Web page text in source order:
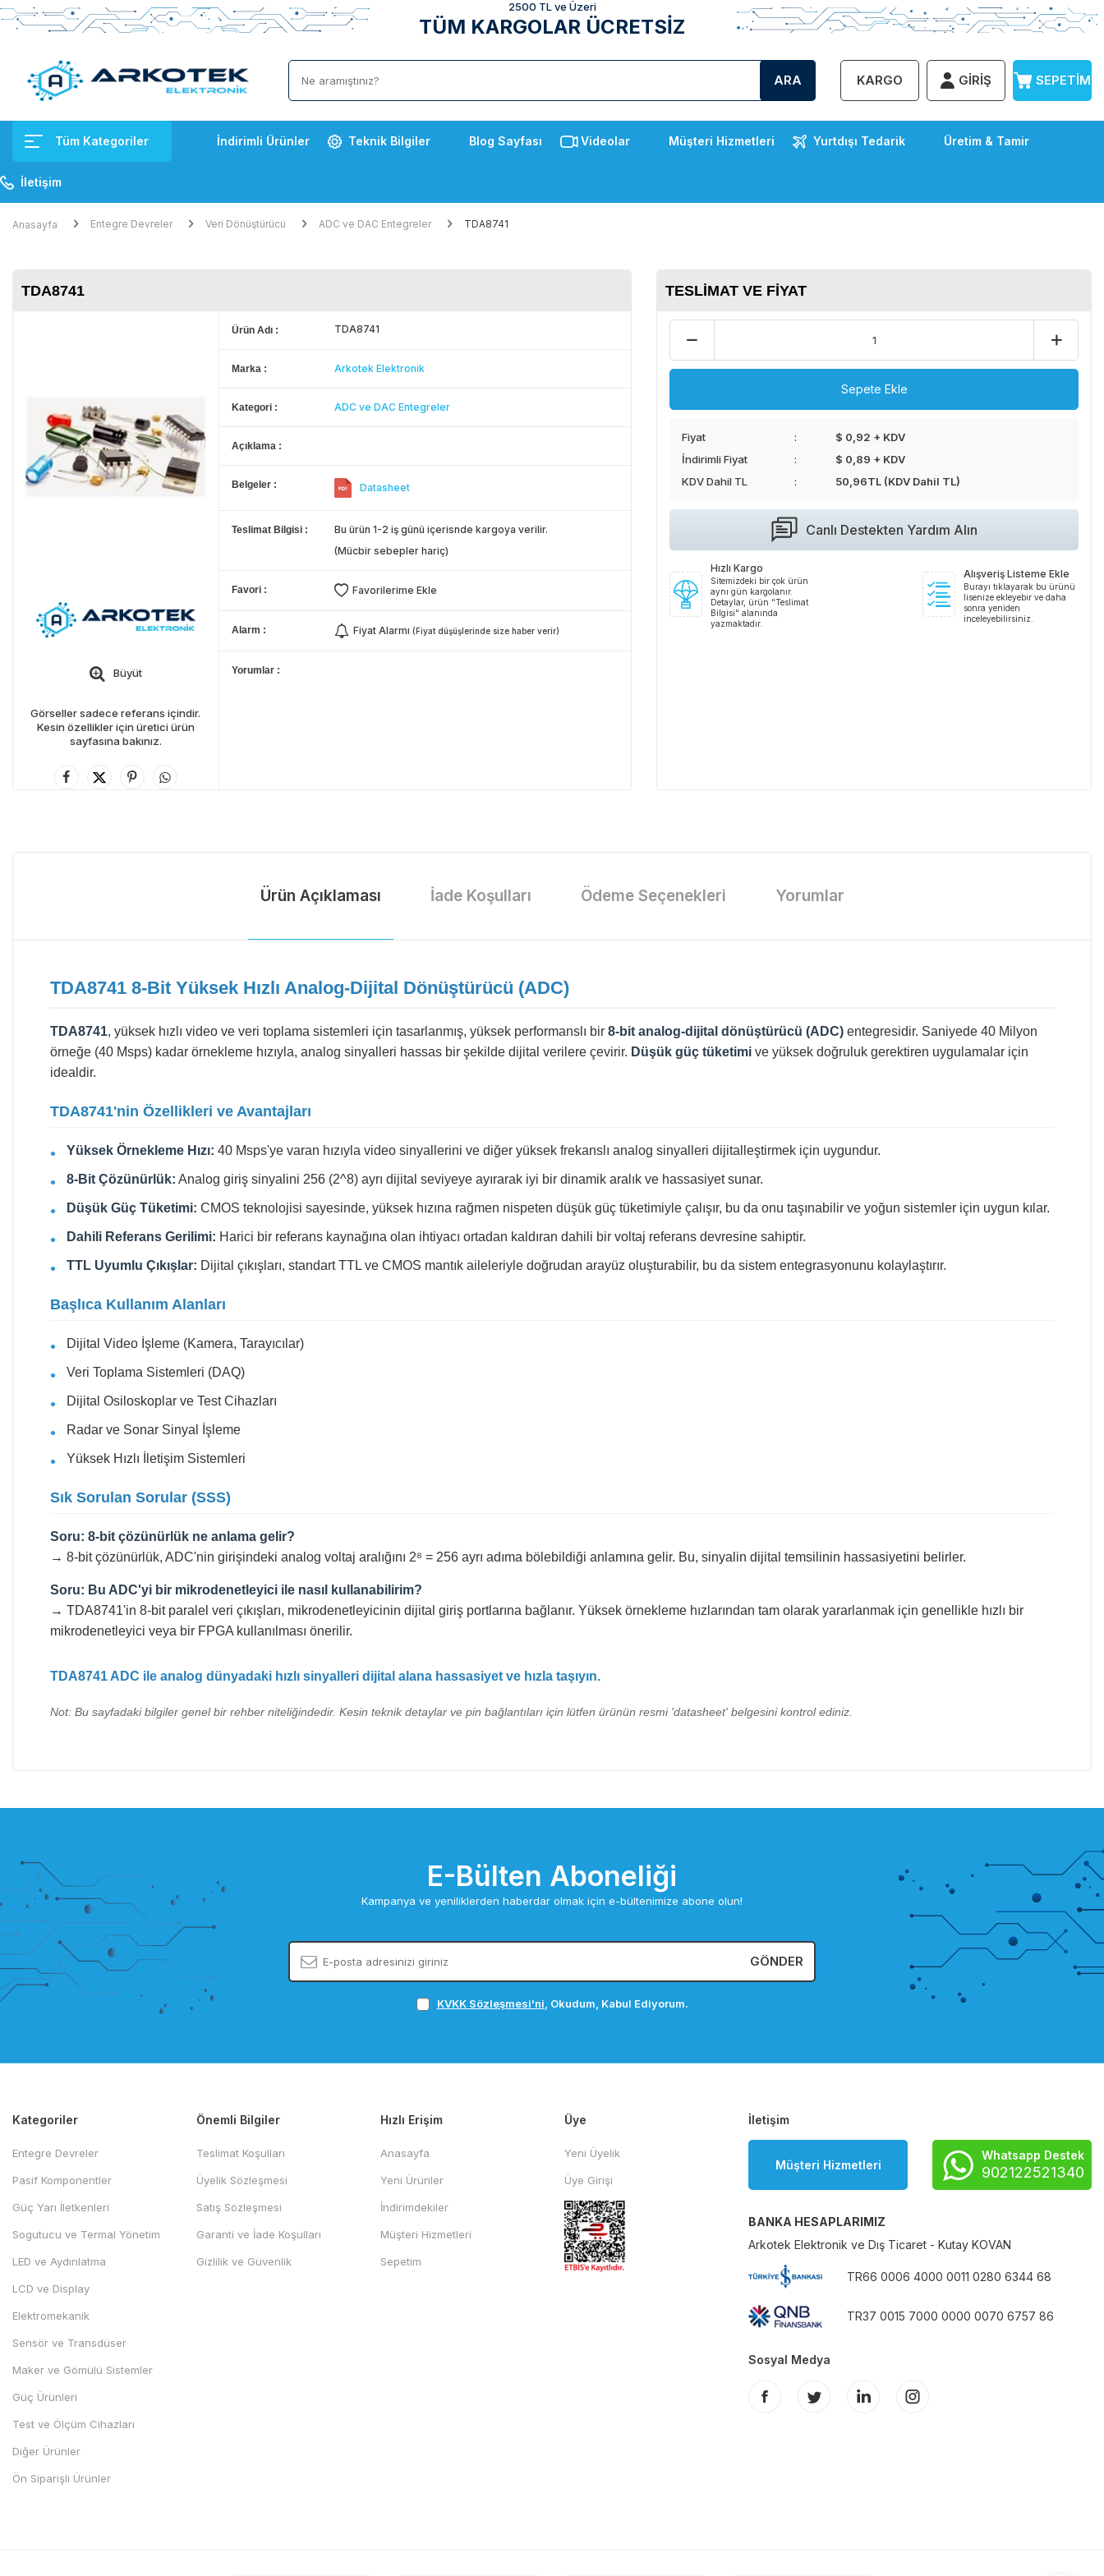
2500 TL ve Üzeri
TÜM KARGOLAR ÜCRETSİZ
ARA KARGO GIRIŞ SEPETIM
Tüm Kategoriler İndirimli Ürünler Teknik Bilgiler Blog Sayfası Videolar Müşteri Hizmetleri Yurtdışı Tedarik Üretim & Tamir
İletişim
Anasayfa Entegre Devreler Veri Dönüştürücü ADC ve DAC Entegreler TDA8741
TDA8741
Büyüt
Görseller sadece referans içindir.
Kesin özellikler için üretici ürün
sayfasına bakınız.
Ürün Adı TDA8741
Marka Arkotek Elektronik
Kategori ADC ve DAC Entegreler
Açıklama
Belgeler Datasheet
Teslimat Bilgisi
Bu ürün 1-2 iş günü içerisnde kargoya verilir.
(Mücbir sebepler hariç)
Favori Favorilerime Ekle
Alarm Fiyat Alarmı (Fiyat düşüşlerinde size haber verir)
Yorumlar
TESLIMAT VE FIYAT
Sepete Ekle
Fiyat
$ 0,92 + KDV
İndirimli Fiyat
$ 0,89 + KDV
KDV Dahil TL
50,96TL (KDV Dahil TL)
Canlı Destekten Yardım Alın
Hızlı Kargo
Sitemizdeki bir çok ürün
aynı gün kargolanır.
Detaylar, ürün "Teslimat
Bilgisi" alanında
yazmaktadır.
Alışveriş Listeme Ekle
Burayı tıklayarak bu ürünü
lisenize ekleyebir ve daha
sonra yeniden
inceleyebilirsiniz.
Ürün Açıklaması İade Koşulları Ödeme Seçenekleri Yorumlar
TDA8741 8-Bit Yüksek Hızlı Analog-Dijital Dönüştürücü (ADC)
TDA8741, yüksek hızlı video ve veri toplama sistemleri için tasarlanmış, yüksek performanslı bir 8-bit analog-dijital dönüştürücü (ADC) entegresidir. Saniyede 40 Milyon
örneğe (40 Msps) kadar örnekleme hızıyla, analog sinyalleri hassas bir şekilde dijital verilere çevirir. Düşük güç tüketimi ve yüksek doğruluk gerektiren uygulamalar için
idealdir.
TDA8741'nin Özellikleri ve Avantajları
Yüksek Örnekleme Hızı: 40 Msps'ye varan hızıyla video sinyallerini ve diğer yüksek frekanslı analog sinyalleri dijitalleştirmek için uygundur.
8-Bit Çözünürlük: Analog giriş sinyalini 256 (2^8) ayrı dijital seviyeye ayırarak iyi bir dinamik aralık ve hassasiyet sunar.
Düşük Güç Tüketimi: CMOS teknolojisi sayesinde, yüksek hızına rağmen nispeten düşük güç tüketimiyle çalışır, bu da onu taşınabilir ve yoğun sistemler için uygun kılar.
Dahili Referans Gerilimi: Harici bir referans kaynağına olan ihtiyacı ortadan kaldıran dahili bir voltaj referans devresine sahiptir.
TTL Uyumlu Çıkışlar: Dijital çıkışları, standart TTL ve CMOS mantık aileleriyle doğrudan arayüz oluşturabilir, bu da sistem entegrasyonunu kolaylaştırır.
Başlıca Kullanım Alanları
Dijital Video İşleme (Kamera, Tarayıcılar)
Veri Toplama Sistemleri (DAQ)
Dijital Osiloskoplar ve Test Cihazları
Radar ve Sonar Sinyal İşleme
Yüksek Hızlı İletişim Sistemleri
Sık Sorulan Sorular (SSS)
Soru: 8-bit çözünürlük ne anlama gelir?
→ 8-bit çözünürlük, ADC'nin girişindeki analog voltaj aralığını 2⁸ = 256 ayrı adıma bölebildiği anlamına gelir. Bu, sinyalin dijital temsilinin hassasiyetini belirler.
Soru: Bu ADC'yi bir mikrodenetleyici ile nasıl kullanabilirim?
→ TDA8741'in 8-bit paralel veri çıkışları, mikrodenetleyicinin dijital giriş portlarına bağlanır. Yüksek örnekleme hızlarından tam olarak yararlanmak için genellikle hızlı bir
mikrodenetleyici veya bir FPGA kullanılması önerilir.
TDA8741 ADC ile analog dünyadaki hızlı sinyalleri dijital alana hassasiyet ve hızla taşıyın.
Not: Bu sayfadaki bilgiler genel bir rehber niteliğindedir. Kesin teknik detaylar ve pin bağlantıları için lütfen ürünün resmi 'datasheet' belgesini kontrol ediniz.
E-Bülten Aboneliği
Kampanya ve yeniliklerden haberdar olmak için e-bültenimize abone olun!
GÖNDER
KVKK Sözleşmesi'ni , Okudum, Kabul Ediyorum.
Kategoriler
Entegre Devreler
Pasif Komponentler
Güç Yarı İletkenleri
Sogutucu ve Termal Yönetim
LED ve Aydınlatma
LCD ve Display
Elektromekanik
Sensör ve Transdüser
Maker ve Gömülü Sistemler
Güç Ürünleri
Test ve Ölçüm Cihazları
Diğer Ürünler
Ön Siparişli Ürünler
Önemli Bilgiler
Teslimat Koşulları
Üyelik Sözleşmesi
Satış Sözleşmesi
Garanti ve İade Koşulları
Gizlilik ve Güvenlik
Hızlı Erişim
Anasayfa
Yeni Ürünler
İndirimdekiler
Müşteri Hizmetleri
Sepetim
Üye
Yeni Üyelik
Üye Girişi
İletişim
Müşteri Hizmetleri
Whatsapp Destek
902122521340
BANKA HESAPLARIMIZ
Arkotek Elektronik ve Dış Ticaret - Kutay KOVAN
TR66 0006 4000 0011 0280 6344 68
TR37 0015 7000 0000 0070 6757 86
Sosyal Medya